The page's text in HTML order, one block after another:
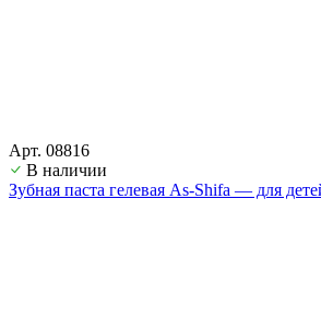
Арт. 08816
В наличии
Зубная паста гелевая As-Shifa — для